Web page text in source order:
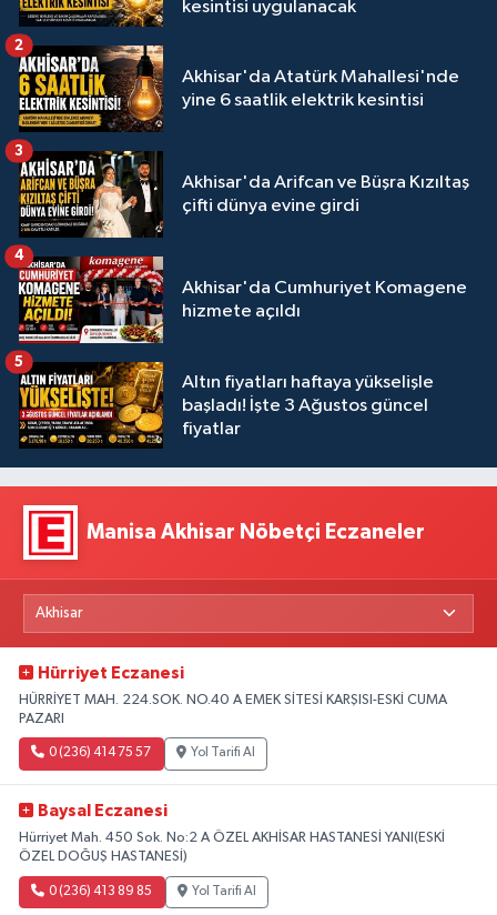
kesintisi uygulanacak
Akhisar'da Atatürk Mahallesi'nde
yine 6 saatlik elektrik kesintisi
2
Akhisar'da Arifcan ve Büşra Kızıltaş
çifti dünya evine girdi
3
Akhisar'da Cumhuriyet Komagene
hizmete açıldı
4
Altın fiyatları haftaya yükselişle
başladı! İşte 3 Ağustos güncel
fiyatlar
5
Manisa Akhisar Nöbetçi Eczaneler
Hürriyet Eczanesi
HÜRRİYET MAH. 224.SOK. NO.40 A EMEK SİTESİ KARŞISI-ESKİ CUMA
PAZARI
0 (236) 414 75 57 Yol Tarifi Al
Baysal Eczanesi
Hürriyet Mah. 450 Sok. No:2 A ÖZEL AKHİSAR HASTANESİ YANI(ESKİ
ÖZEL DOĞUŞ HASTANESİ)
0 (236) 413 89 85 Yol Tarifi Al